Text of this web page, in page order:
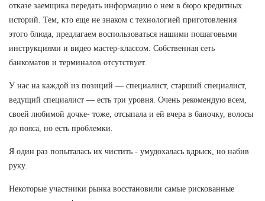
отказе заемщика передать информацию о нем в бюро кредитных
историй. Тем, кто еще не знаком с технологией приготовления
этого блюда, предлагаем воспользоваться нашими пошаговыми
инструкциями и видео мастер-классом. Собственная сеть
банкоматов и терминалов отсутствует.
У нас на каждой из позиций — специалист, старший специалист,
ведущий специалист — есть три уровня. Очень рекомендую всем,
своей любимой дочке- тоже, отсыпала и ей вчера в баночку, волосы
до пояса, но есть проблемки.
Я один раз попыталась их чистить - умудохалась вдрыск, но набив
руку.
Некоторые участники рынка восстановили самые рискованные